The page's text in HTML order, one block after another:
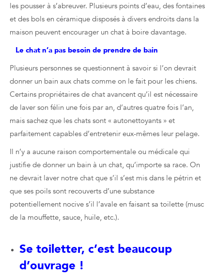
les pousser à s’abreuver. Plusieurs points d’eau, des fontaines
et des bols en céramique disposés à divers endroits dans la
maison peuvent encourager un chat à boire davantage.
Le chat n’a pas besoin de prendre de bain
Plusieurs personnes se questionnent à savoir si l’on devrait
donner un bain aux chats comme on le fait pour les chiens.
Certains propriétaires de chat avancent qu’il est nécessaire
de laver son félin une fois par an, d’autres quatre fois l’an,
mais sachez que les chats sont « autonettoyants » et
parfaitement capables d’entretenir eux-mêmes leur pelage.
Il n’y a aucune raison comportementale ou médicale qui
justifie de donner un bain à un chat, qu’importe sa race. On
ne devrait laver notre chat que s’il s’est mis dans le pétrin et
que ses poils sont recouverts d’une substance
potentiellement nocive s’il l’avale en faisant sa toilette (musc
de la mouffette, sauce, huile, etc.).
Se toiletter, c’est beaucoup
d’ouvrage !